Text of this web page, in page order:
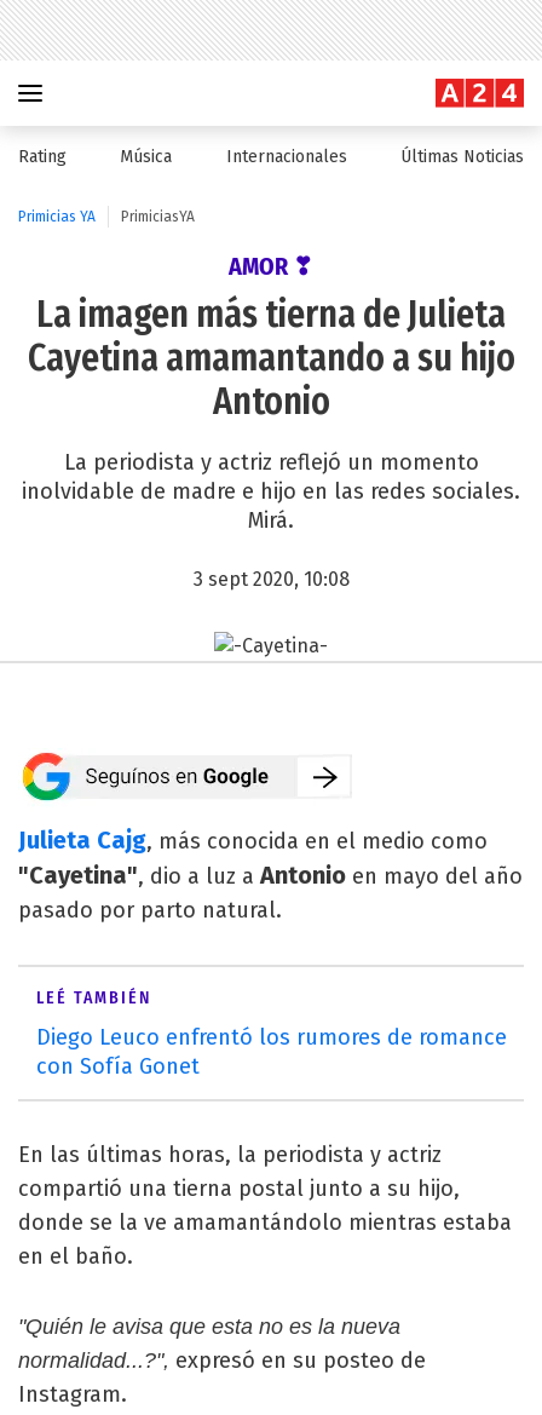
Rating Música Internacionales Últimas Noticias
Primicias YA PrimiciasYA
AMOR ❣
La imagen más tierna de Julieta
Cayetina amamantando a su hijo
Antonio
La periodista y actriz reflejó un momento
inolvidable de madre e hijo en las redes sociales.
Mirá.
3 sept 2020, 10:08
Julieta Cajg, más conocida en el medio como
"Cayetina", dio a luz a Antonio en mayo del año
pasado por parto natural.
LEÉ TAMBIÉN
Diego Leuco enfrentó los rumores de romance
con Sofía Gonet
En las últimas horas, la periodista y actriz
compartió una tierna postal junto a su hijo,
donde se la ve amamantándolo mientras estaba
en el baño.
"Quién le avisa que esta no es la nueva
normalidad...?", expresó en su posteo de
Instagram.